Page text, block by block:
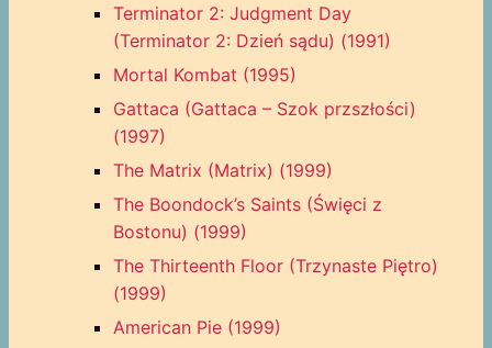
Terminator 2: Judgment Day
(Terminator 2: Dzień sądu) (1991)
Mortal Kombat (1995)
Gattaca (Gattaca – Szok przszłości)
(1997)
The Matrix (Matrix) (1999)
The Boondock’s Saints (Święci z
Bostonu) (1999)
The Thirteenth Floor (Trzynaste Piętro)
(1999)
American Pie (1999)